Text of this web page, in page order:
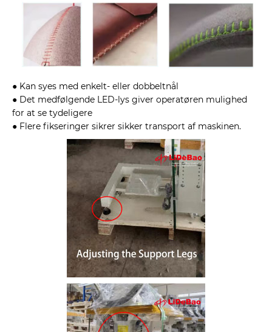
● Kan syes med enkelt- eller dobbeltnål
● Det medfølgende LED-lys giver operatøren mulighed
for at se tydeligere
● Flere fikseringer sikrer sikker transport af maskinen.